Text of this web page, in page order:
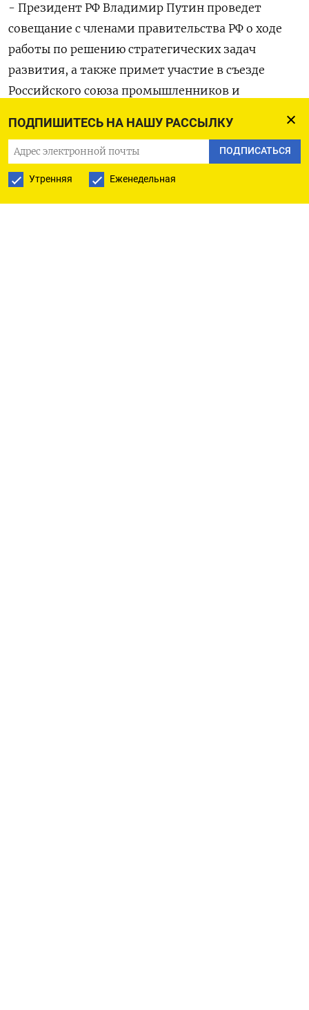
ПОДПИШИТЕСЬ НА НАШУ РАССЫЛКУ
ПОДПИСАТЬСЯ
Утренняя Еженедельная
- Президент РФ Владимир Путин проведет
совещание с членами правительства РФ о ходе
работы по решению стратегических задач
развития, а также примет участие в съезде
Российского союза промышленников и
членами бюро РСПП.
- Брифинг представителя МИД России Марии
Захаровой